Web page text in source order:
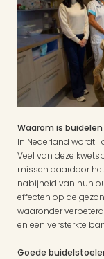
Waarom is
In Nederland wordt
Veel van deze
missen daardoor
nabijheid van hun
effecten op de
waaronder
en een versterkte
Goede